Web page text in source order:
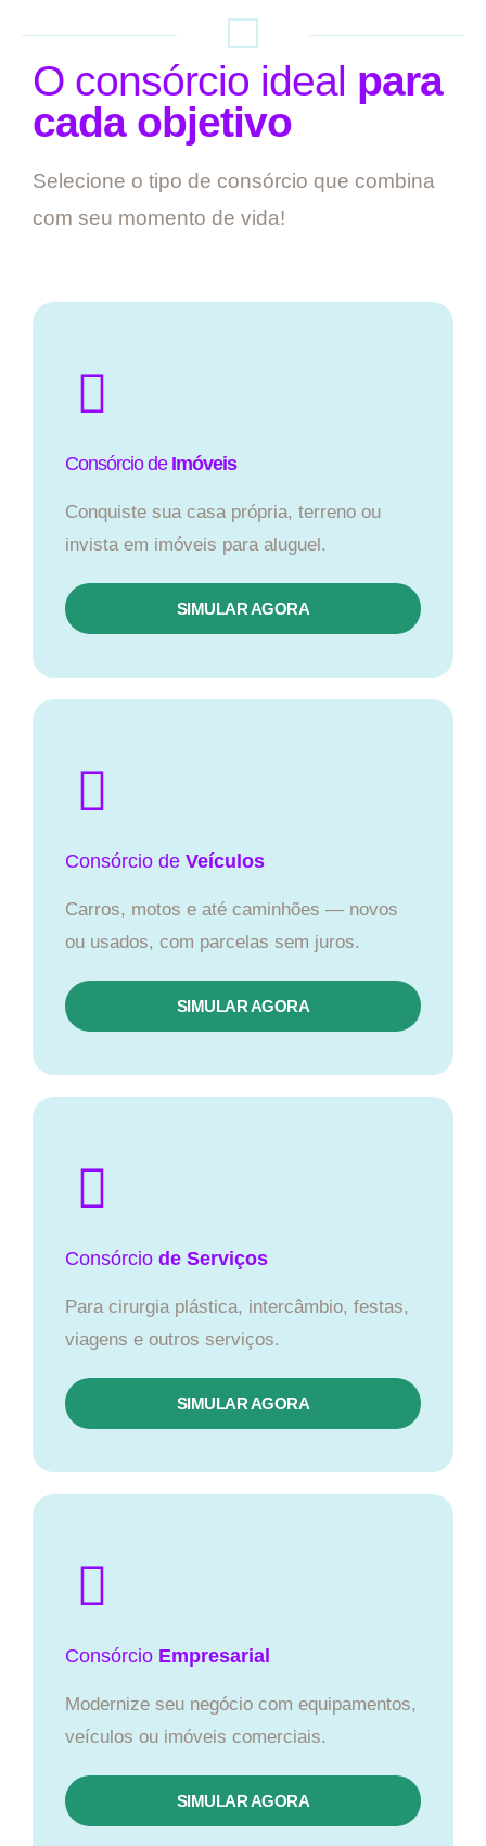
O consórcio ideal para
cada objetivo
Selecione o tipo de consórcio que combina
com seu momento de vida!
Consórcio de Imóveis
Conquiste sua casa própria, terreno ou
invista em imóveis para aluguel.
SIMULAR AGORA​
Consórcio de Veículos
Carros, motos e até caminhões — novos
ou usados, com parcelas sem juros.
SIMULAR AGORA
Consórcio de Serviços
Para cirurgia plástica, intercâmbio, festas,
viagens e outros serviços.
SIMULAR AGORA
Consórcio Empresarial
Modernize seu negócio com equipamentos,
veículos ou imóveis comerciais.
SIMULAR AGORA